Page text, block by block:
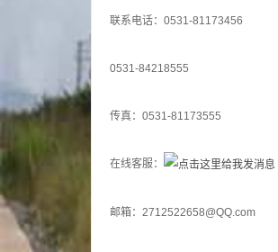
联系电话：0531-81173456
0531-84218555
传真：0531-81173555
在线客服：
邮箱：2712522658@QQ.com